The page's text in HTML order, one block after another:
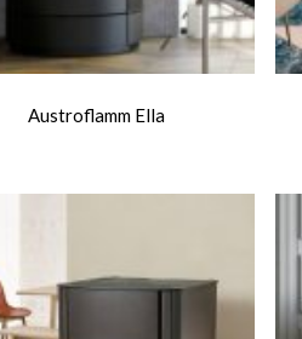
Austroflamm Ella